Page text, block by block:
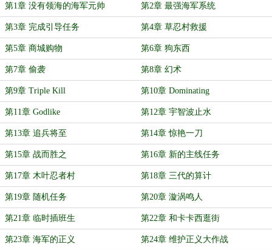
第1章 没有领海的海军元帅 第2章 最强海军系统
第3章 完成引导任务 第4章 草忍村救援
第5章 商城购物 第6章 狗东西
第7章 偷袭 第8章 幻术
第9章 Triple Kill 第10章 Dominating
第11章 Godlike 第12章 宇智波止水
第13章 追兵将至 第14章 惊艳一刀
第15章 战而胜之 第16章 新的主线任务
第17章 木叶忍者村 第18章 三代的算计
第19章 随机任务 第20章 漩涡鸣人
第21章 临时插班生 第22章 和卡卡西逛街
第23章 海军的正义 第24章 维护正义大作战